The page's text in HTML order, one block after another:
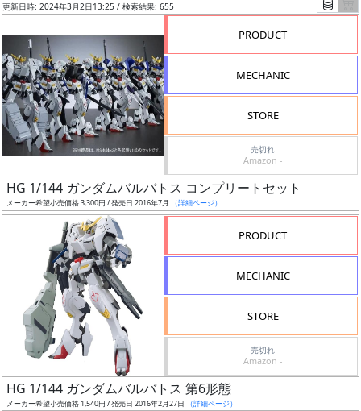
フ
リ
グ
更新日時: 2024年3月2日13:25 / 検索結果: 655
PRODUCT
MECHANIC
STORE
売切れ
Amazon -
HG 1/144 ガンダムバルバトス コンプリートセット
メーカー希望小売価格 3,300円 / 発売日 2016年7月 （詳細ページ）
PRODUCT
MECHANIC
STORE
売切れ
Amazon -
HG 1/144 ガンダムバルバトス 第6形態
メーカー希望小売価格 1,540円 / 発売日 2016年2月27日 （詳細ページ）